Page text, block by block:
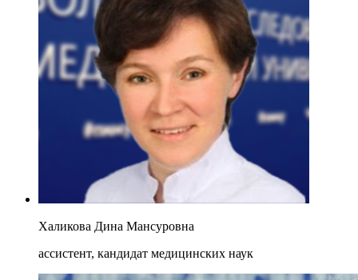
Халикова Дина Мансуровна
ассистент, кандидат медицинских наук